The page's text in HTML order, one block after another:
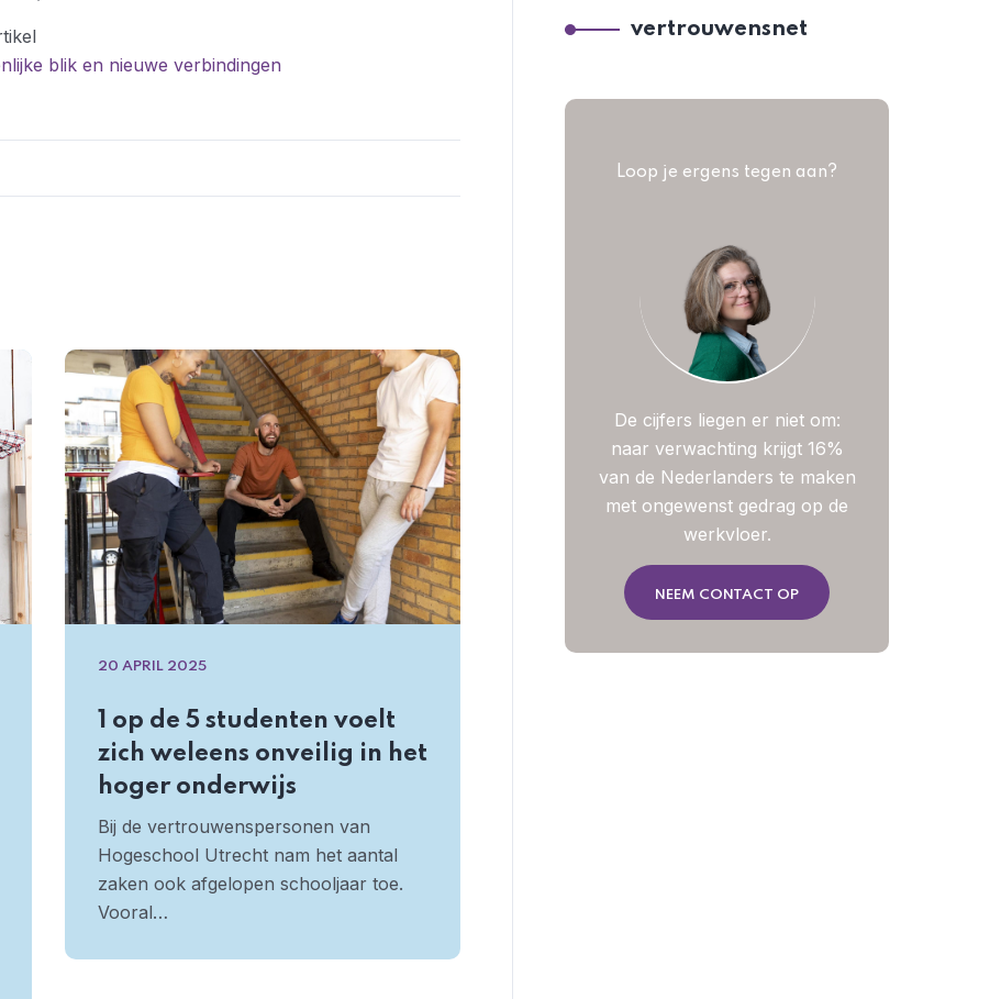
blik en nieuwe verbindingen
20 APRIL 2025
1 op de 5 studenten voelt
zich weleens onveilig in het
hoger onderwijs
Bij de vertrouwenspersonen van
Hogeschool Utrecht nam het aantal
zaken ook afgelopen schooljaar toe.
Vooral…
vertrouwensnet
Loop je ergens tegen aan?
De cijfers liegen er niet om:
naar verwachting krijgt 16%
van de Nederlanders te maken
met ongewenst gedrag op de
werkvloer.
NEEM CONTACT OP